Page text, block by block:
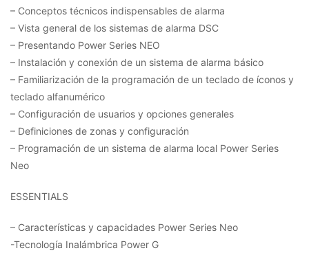
– Conceptos técnicos indispensables de alarma
– Vista general de los sistemas de alarma DSC
– Presentando Power Series NEO
– Instalación y conexión de un sistema de alarma básico
– Familiarización de la programación de un teclado de íconos y
teclado alfanumérico
– Configuración de usuarios y opciones generales
– Definiciones de zonas y configuración
– Programación de un sistema de alarma local Power Series
Neo
ESSENTIALS
– Características y capacidades Power Series Neo
-Tecnología Inalámbrica Power G